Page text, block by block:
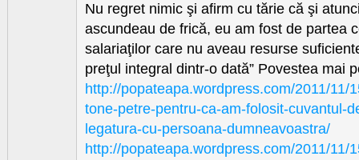
Nu regret nimic şi afirm cu tărie că şi
ascundeau de frică, eu am fost de partea
salariaţilor care nu aveau resurse
preţul integral dintr-o dată” Povestea mai
http://popateapa.wordpress.com/2011/11/
tone-petre-pentru-ca-am-folosit-cuvantul-
legatura-cu-persoana-dumneavoastra/
http://popateapa.wordpress.com/2011/11/